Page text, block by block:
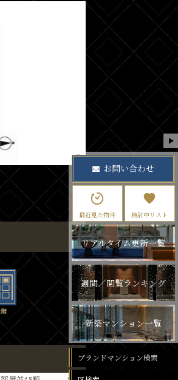
お問い合わせ
最近見た物件 検討中リスト
リアルタイム更新一覧
週間／閲覧ランキング
新築マンション一覧
ブランドマンション検索